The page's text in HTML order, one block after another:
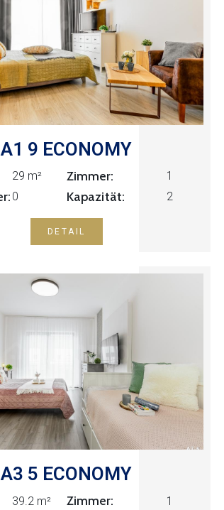
A1 9 ECONOMY
29 m² Zimmer: 1
0 Kapazität: 2
DETAIL
A3 5 ECONOMY
39.2 m² Zimmer: 1